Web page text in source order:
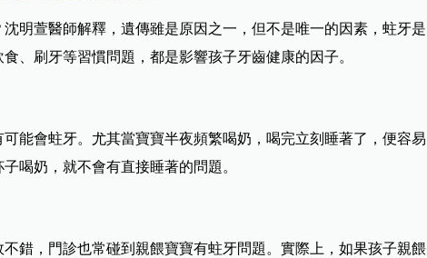
明萱醫師解釋，遺傳雖是原因之一，但不是唯一的因素，蛀牙是
、刷牙等習慣問題，都是影響孩子牙齒健康的因子。
能會蛀牙。尤其當寶寶半夜頻繁喝奶，喝完立刻睡著了，便容易
喝奶，就不會有直接睡著的問題。
錯，門診也常碰到親餵寶寶有蛀牙問題。實際上，如果孩子親餵